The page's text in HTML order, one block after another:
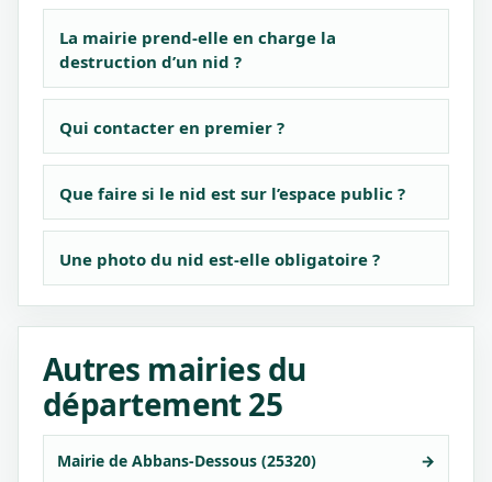
La mairie prend-elle en charge la
destruction d’un nid ?
Qui contacter en premier ?
Que faire si le nid est sur l’espace public ?
Une photo du nid est-elle obligatoire ?
Autres mairies du
département 25
Mairie de Abbans-Dessous (25320) →